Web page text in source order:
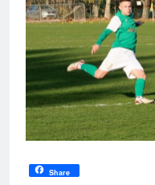
Share